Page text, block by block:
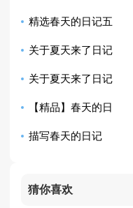
篇精选春天的日记五
篇关于夏天来了日记
模板7篇
关于夏天来了日记
范文集锦6篇
【精品】春天的日
记汇总8篇
描写春天的日记
猜你喜欢